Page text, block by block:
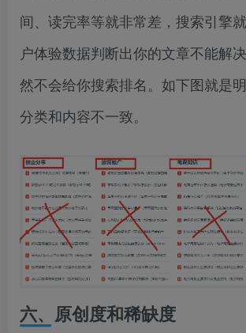
间、读完率等就非常差，搜索引擎
户体验数据判断出你的文章不能解
然不会给你搜索排名。如下图就是
分类和内容不一致。
六、原创度和稀缺度